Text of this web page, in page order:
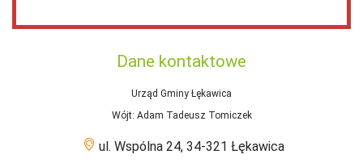
Dane kontaktowe
Urząd Gminy Łękawica
Wójt: Adam Tadeusz Tomiczek
ul. Wspólna 24, 34-321 Łękawica